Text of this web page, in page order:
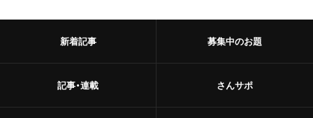
新着記事
記事・連載
募集中のお題
さんサポ